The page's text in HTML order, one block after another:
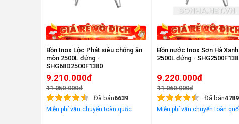
Bồn Inox Lộc Phát siêu chống ăn
mòn 2500L đứng -
SHG68D2500F1380
9.210.000đ
11.050.000đ
Đã bán6639
Miễn phí vận chuyển toàn quốc
Bồn nước Inox Sơn Hà Xanh
2500L đứng -
9.220.000đ
11.060.000đ
Đã bán4789
Miễn phí vận chuyển toàn